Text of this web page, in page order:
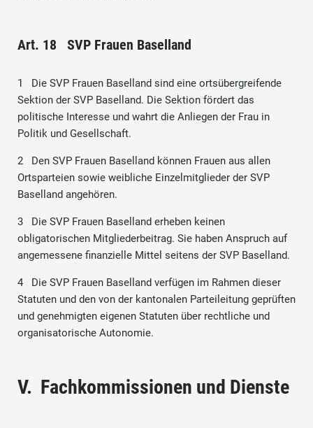
Art. 18 SVP Frauen Baselland
1 Die SVP Frauen Baselland sind eine ortsübergreifende
Sektion der SVP Baselland. Die Sektion fördert das
politische Interesse und wahrt die Anliegen der Frau in
Politik und Gesellschaft.
2 Den SVP Frauen Baselland können Frauen aus allen
Ortsparteien sowie weibliche Einzelmitglieder der SVP
Baselland angehören.
3 Die SVP Frauen Baselland erheben keinen
obligatorischen Mitgliederbeitrag. Sie haben Anspruch auf
angemessene finanzielle Mittel seitens der SVP Baselland.
4 Die SVP Frauen Baselland verfügen im Rahmen dieser
Statuten und den von der kantonalen Parteileitung geprüften
und genehmigten eigenen Statuten über rechtliche und
organisatorische Autonomie.
V. Fachkommissionen und Dienste